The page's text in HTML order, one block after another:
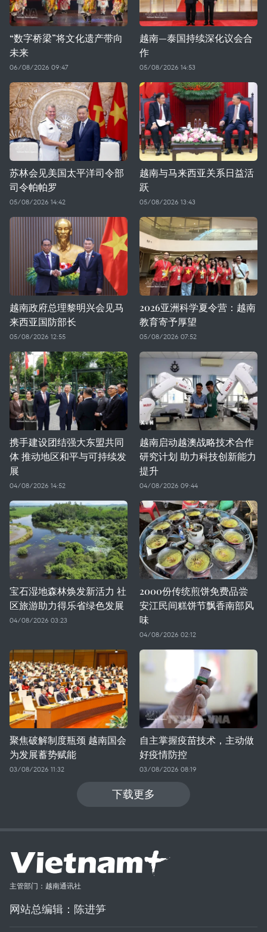
“数字桥梁”将文化遗产带向
未来
06/08/2026 09:47
越南—泰国持续深化议会合
作
05/08/2026 14:53
苏林会见美国太平洋司令部
司令帕帕罗
05/08/2026 14:42
越南与马来西亚关系日益活
跃
05/08/2026 13:43
越南政府总理黎明兴会见马
来西亚国防部长
05/08/2026 12:55
2026亚洲科学夏令营：越南
教育寄予厚望
05/08/2026 07:52
携手建设团结强大东盟共同
体 推动地区和平与可持续发
展
04/08/2026 14:52
越南启动越澳战略技术合作
研究计划 助力科技创新能力
提升
04/08/2026 09:44
宝石湿地森林焕发新活力 社
区旅游助力得乐省绿色发展
04/08/2026 03:23
2000份传统煎饼免费品尝
安江民间糕饼节飘香南部风
味
04/08/2026 02:12
聚焦破解制度瓶颈 越南国会
为发展蓄势赋能
03/08/2026 11:32
自主掌握疫苗技术，主动做
好疫情防控
03/08/2026 08:19
下载更多
主管部门：越南通讯社
网站总编辑：陈进笋